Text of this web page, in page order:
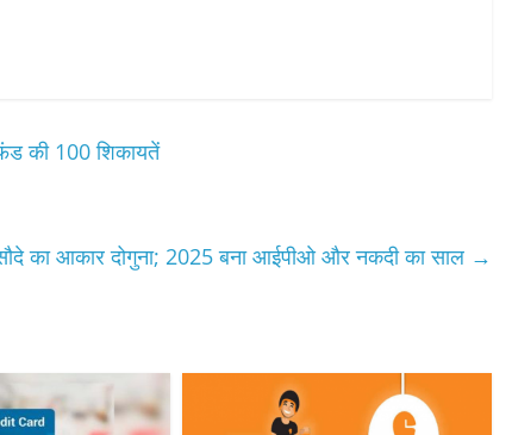
की 100 शिकायतें
का आकार दोगुना; 2025 बना आईपीओ और नकदी का साल →